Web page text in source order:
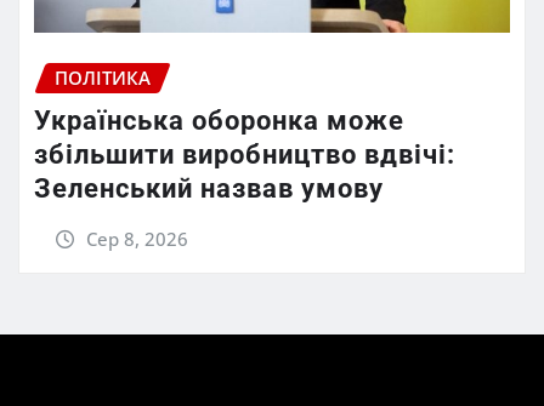
ПОЛІТИКА
Українська оборонка може
збільшити виробництво вдвічі:
Зеленський назвав умову
Сер 8, 2026